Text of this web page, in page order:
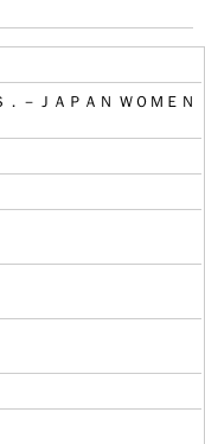
－ＪＡＰＡＮ ＷＯＭＥＮ